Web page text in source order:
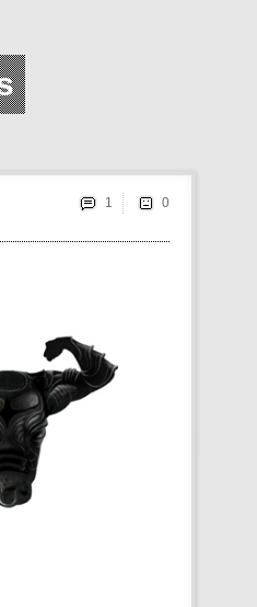
1